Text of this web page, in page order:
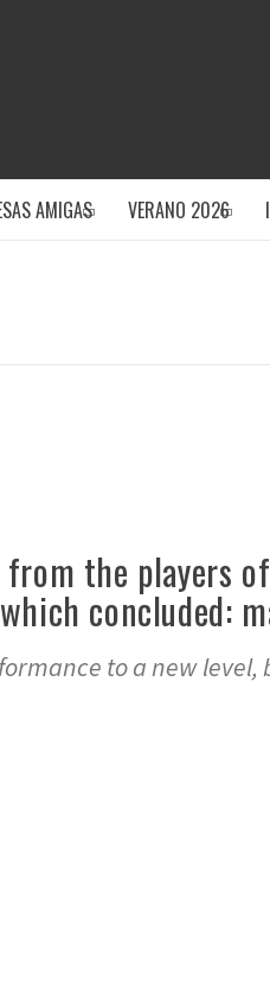
AMIGAS VERANO 2026
the players
concluded:
to a new